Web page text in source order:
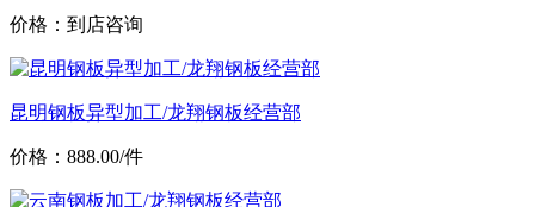
价格：到店咨询
昆明钢板异型加工/龙翔钢板经营部
价格：888.00/件